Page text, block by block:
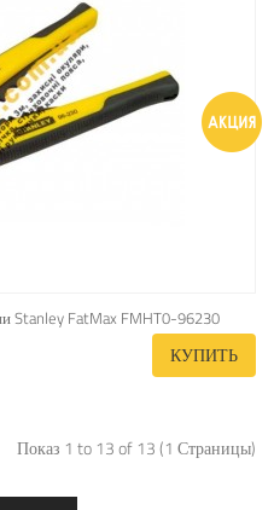
Stanley FatMax FMHT0-96230
КУПИТЬ
Показ 1 to 13 of 13 (1 Страницы)